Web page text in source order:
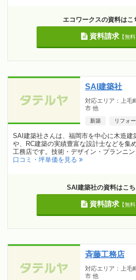
エコワークスの資料はこ
資料請求【無料
SAI建築社
対応エリア：上毛
市 他
新築 リフォ
SAI建築社さんは、福岡市を中心に木造建
や、RC建築の実績豊富な設計士などを集
工務店です。技術・デザイン・プランニ
口コミ・坪単価を見る
SAI建築社の資料はこ
資料請求【無料
斉藤工務店
対応エリア：上毛
市 他